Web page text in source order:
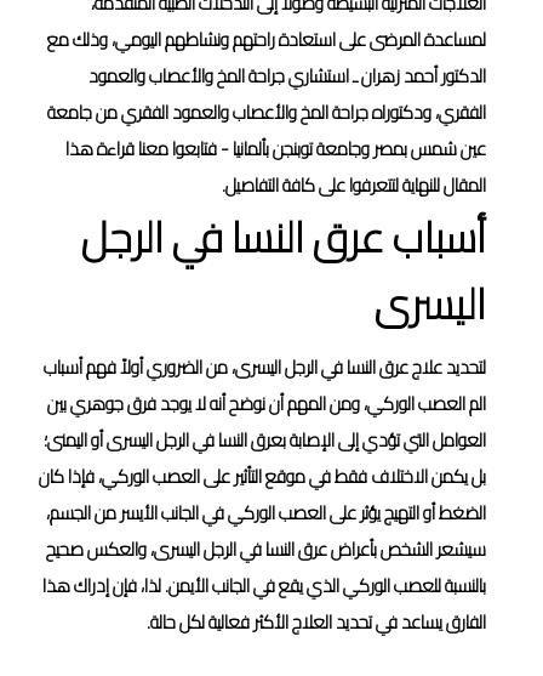
لمساعدة المرضى على استعادة راحتهم ونشاطهم اليومي، وذلك مع
الدكتور أحمد زهران ـ استشاري جراحة المخ والأعصاب والعمود
الفقري، ودكتوراه جراحة المخ والأعصاب والعمود الفقري من جامعة
عين شمس بمصر وجامعة توبنجن بألمانيا - فتابعوا معنا قراءة هذا
المقال للنهاية لتتعرفوا على كافة التفاصيل.
أسباب عرق النسا في الرجل
اليسرى
لتحديد علاج عرق النسا في الرجل اليسرى، من الضروري أولاً فهم أسباب
الم العصب الوركي، ومن المهم أن نوضح أنه لا يوجد فرق جوهري بين
العوامل التي تؤدي إلى الإصابة بعرق النسا في الرجل اليسرى أو اليمنى؛
بل يكمن الاختلاف فقط في موقع التأثير على العصب الوركي، فإذا كان
الضغط أو التهيج يؤثر على العصب الوركي في الجانب الأيسر من الجسم،
سيشعر الشخص بأعراض عرق النسا في الرجل اليسرى، والعكس صحيح
بالنسبة للعصب الوركي الذي يقع في الجانب الأيمن. لذا، فإن إدراك هذا
الفارق يساعد في تحديد العلاج الأكثر فعالية لكل حالة.